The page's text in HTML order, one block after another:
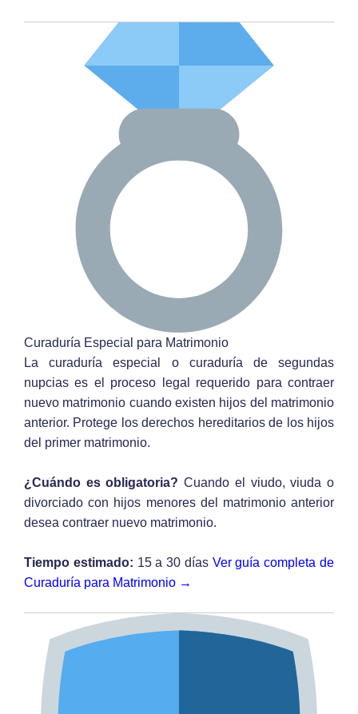
Curaduría Especial para Matrimonio
La curaduría especial o curaduría de segundas
nupcias es el proceso legal requerido para contraer
nuevo matrimonio cuando existen hijos del matrimonio
anterior. Protege los derechos hereditarios de los hijos
del primer matrimonio.
¿Cuándo es obligatoria? Cuando el viudo, viuda o
divorciado con hijos menores del matrimonio anterior
desea contraer nuevo matrimonio.
Tiempo estimado: 15 a 30 días Ver guía completa de
Curaduría para Matrimonio →